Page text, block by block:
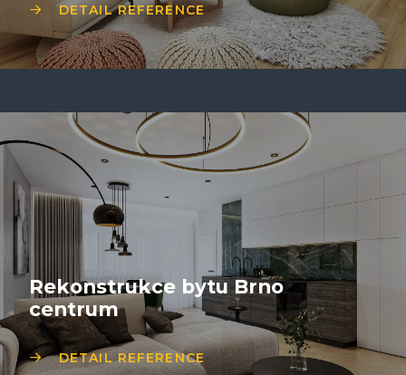
DETAIL REFERENCE
Rekonstrukce bytu Brno
centrum
DETAIL REFERENCE